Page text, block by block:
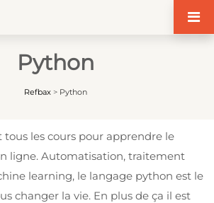
Python
Refbax> Python
tous les cours pour apprendre le
ligne. Automatisation, traitement
learning, le langage python est le
changer la vie. En plus de ça il est
cookies